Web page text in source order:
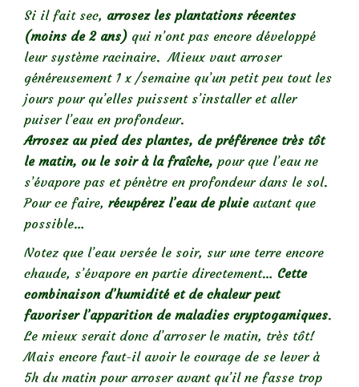
Si il fait sec, arrosez les plantations récentes
(moins de 2 ans) qui n’ont pas encore développé
leur système racinaire. Mieux vaut arroser
généreusement 1 x /semaine qu’un petit peu tout les
jours pour qu’elles puissent s’installer et aller
puiser l’eau en profondeur.
Arrosez au pied des plantes, de préférence très tôt
le matin, ou le soir à la fraîche, pour que l’eau ne
s’évapore pas et pénètre en profondeur dans le sol.
Pour ce faire, récupérez l’eau de pluieautant que
possible…
Notez que l’eau versée le soir, sur une terre encore
chaude, s’évapore en partie directement… Cette
combinaison d’humidité et de chaleur peut
favoriser l’apparition de maladies cryptogamiques.
Le mieux serait donc d’arroser le matin, très tôt!
Mais encore faut-il avoir le courage de se lever à
5h du matin pour arroser avant qu’il ne fasse trop